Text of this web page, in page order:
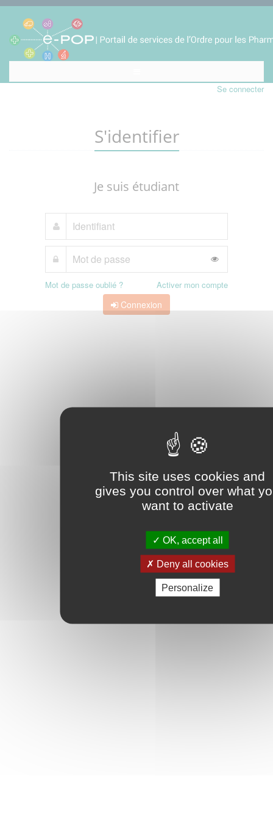
This site uses cookies and
gives you control over what
want to activate
OK, accept all
Deny all cookies
Personalize
Se connecter
S'identifier
Je suis étudiant
Mot de passe oublié ? Activer mon compte
Connexion